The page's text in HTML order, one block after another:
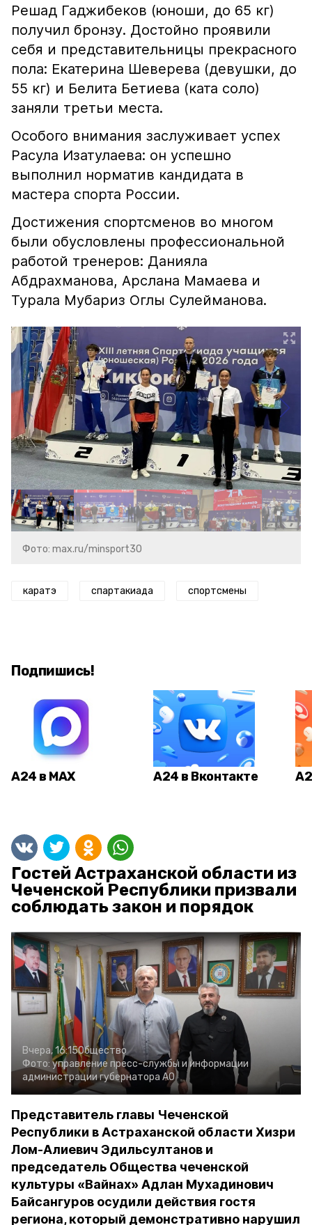
Решад Гаджибеков (юноши, до 65 кг)
получил бронзу. Достойно проявили
себя и представительницы прекрасного
пола: Екатерина Шеверева (девушки, до
55 кг) и Белита Бетиева (ката соло)
заняли третьи места.
Особого внимания заслуживает успех
Расула Изатулаева: он успешно
выполнил норматив кандидата в
мастера спорта России.
Достижения спортсменов во многом
были обусловлены профессиональной
работой тренеров: Данияла
Абдрахманова, Арслана Мамаева и
Турала Мубариз Оглы Сулейманова.
Фото: max.ru/minsport30
каратэ спартакиада спортсмены
Подпишись!
А24 в MAX А24 в Вконтакте
Гостей Астраханской области из
Чеченской Республики призвали
соблюдать закон и порядок
Вчера, 16:15Общество
Фото: управление пресс-службы и информации
администрации губернатора АО
Представитель главы Чеченской
Республики в Астраханской области Хизри
Лом-Алиевич Эдильсултанов и
председатель Общества чеченской
культуры «Вайнах» Адлан Мухадинович
Байсангуров осудили действия гостя
региона, который демонстративно нарушил